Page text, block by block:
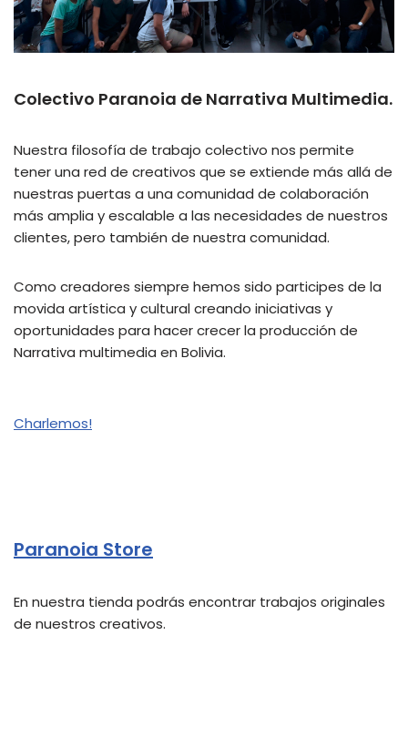
Colectivo Paranoia de Narrativa Multimedia.
Nuestra filosofía de trabajo colectivo nos permite
tener una red de creativos que se extiende más allá de
nuestras puertas a una comunidad de colaboración
más amplia y escalable a las necesidades de nuestros
clientes, pero también de nuestra comunidad.
Como creadores siempre hemos sido participes de la
movida artística y cultural creando iniciativas y
oportunidades para hacer crecer la producción de
Narrativa multimedia en Bolivia.
Charlemos!
Paranoia Store
En nuestra tienda podrás encontrar trabajos originales
de nuestros creativos.